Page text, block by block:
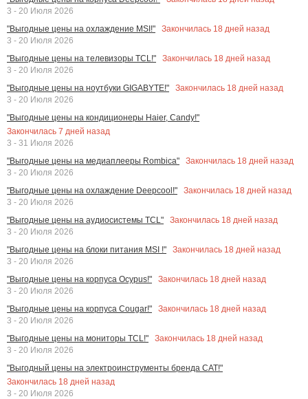
3 - 20 Июля 2026
"Выгодные цены на охлаждение MSI!"
Закончилась 18 дней назад
3 - 20 Июля 2026
"Выгодные цены на телевизоры TCL!"
Закончилась 18 дней назад
3 - 20 Июля 2026
"Выгодные цены на ноутбуки GIGABYTE!"
Закончилась 18 дней назад
3 - 20 Июля 2026
"Выгодные цены на кондиционеры Haier, Candy!"
Закончилась 7 дней назад
3 - 31 Июля 2026
"Выгодные цены на медиаплееры Rombica"
Закончилась 18 дней назад
3 - 20 Июля 2026
"Выгодные цены на охлаждение Deepcool!"
Закончилась 18 дней назад
3 - 20 Июля 2026
"Выгодные цены на аудиосистемы TCL"
Закончилась 18 дней назад
3 - 20 Июля 2026
"Выгодные цены на блоки питания MSI !"
Закончилась 18 дней назад
3 - 20 Июля 2026
"Выгодные цены на корпуса Ocypus!"
Закончилась 18 дней назад
3 - 20 Июля 2026
"Выгодные цены на корпуса Cougar!"
Закончилась 18 дней назад
3 - 20 Июля 2026
"Выгодные цены на мониторы TCL!"
Закончилась 18 дней назад
3 - 20 Июля 2026
"Выгодный цены на электроинструменты бренда CAT!"
Закончилась 18 дней назад
3 - 20 Июля 2026